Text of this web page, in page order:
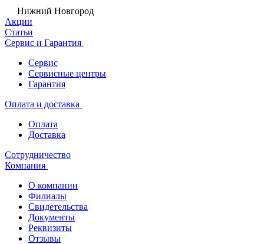
Нижний Новгород
Акции
Статьи
Сервис и Гарантия
Сервис
Сервисные центры
Гарантия
Оплата и доставка
Оплата
Доставка
Сотрудничество
Компания
О компании
Филиалы
Свидетельства
Документы
Реквизиты
Отзывы